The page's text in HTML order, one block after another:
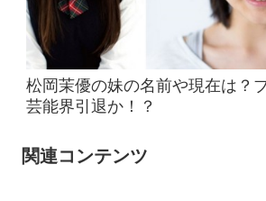
松岡茉優の妹の名前や現在は？
芸能界引退か！？
関連コンテンツ